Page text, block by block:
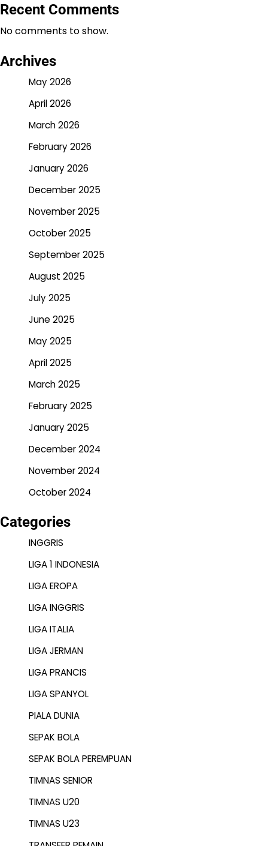
Recent Comments
No comments to show.
Archives
May 2026
April 2026
March 2026
February 2026
January 2026
December 2025
November 2025
October 2025
September 2025
August 2025
July 2025
June 2025
May 2025
April 2025
March 2025
February 2025
January 2025
December 2024
November 2024
October 2024
Categories
INGGRIS
LIGA 1 INDONESIA
LIGA EROPA
LIGA INGGRIS
LIGA ITALIA
LIGA JERMAN
LIGA PRANCIS
LIGA SPANYOL
PIALA DUNIA
SEPAK BOLA
SEPAK BOLA PEREMPUAN
TIMNAS SENIOR
TIMNAS U20
TIMNAS U23